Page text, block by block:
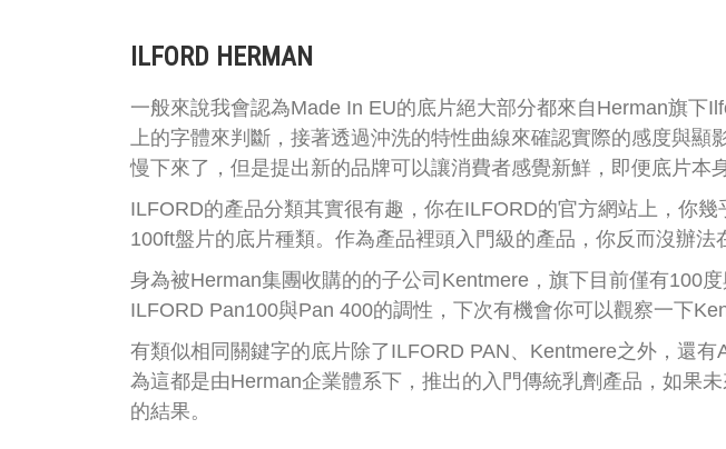
ILFORD HERMAN
一般來說我會認為Made In EU的底片絕大部分都來自Herman旗
上的字體來判斷，接著透過沖洗的特性曲線來確認實際的感度與
慢下來了，但是提出新的品牌可以讓消費者感覺新鮮，即便底片本
ILFORD的產品分類其實很有趣，你在ILFORD的官方網站上，你
100ft盤片的底片種類。作為產品裡頭入門級的產品，你反而沒辦
身為被Herman集團收購的的子公司Kentmere，旗下目前僅有100
ILFORD Pan100與Pan 400的調性，下次有機會你可以觀察一下
有類似相同關鍵字的底片除了ILFORD PAN、Kentmere之外，還
為這都是由Herman企業體系下，推出的入門傳統乳劑產品，如果
的結果。